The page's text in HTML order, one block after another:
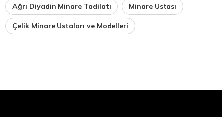
Ağrı Diyadin Minare Tadilatı Minare Ustası
Çelik Minare Ustaları ve Modelleri